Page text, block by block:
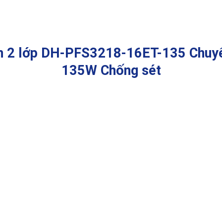
lớp DH-PFS3218-16ET-135
135W Chống sét